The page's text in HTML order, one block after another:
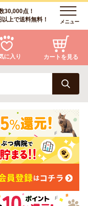
30,000点！
上で送料無料！
メニュー
アクア・爬虫類・昆虫
ャットフード
に入り カートを見る